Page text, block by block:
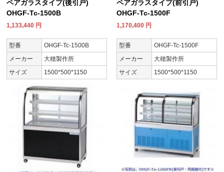
ペアガラスタイプ(後引戸)
OHGF-Tc-1500B
1,133,440 円
型番
OHGF-Tc-1500B
メーカー
大穂製作所
サイズ
1500*500*1150
ペアガラスタイプ(前引戸)
OHGF-Tc-1500F
1,170,400 円
型番
OHGF-Tc-1500F
メーカー
大穂製作所
サイズ
1500*500*1150